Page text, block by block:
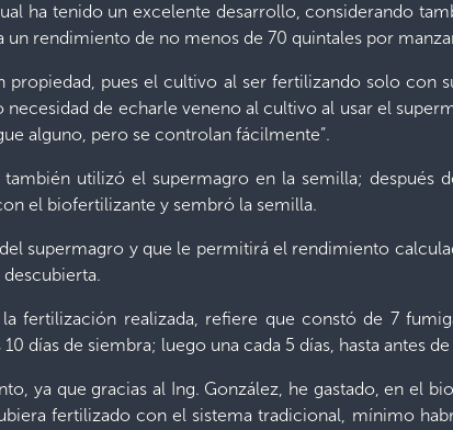
ha tenido un excelente desarrollo, considerando
un rendimiento de no menos de 70 quintales por
propiedad, pues el cultivo al ser fertilizando solo con
necesidad de echarle veneno al cultivo al usar el
alguno, pero se controlan fácilmente”.
también utilizó el supermagro en la semilla; después
el biofertilizante y sembró la semilla.
supermagro y que le permitirá el rendimiento
fertilización realizada, refiere que constó de 7
días de siembra; luego una cada 5 días, hasta antes
ya que gracias al Ing. González, he gastado, en el
fertilizado con el sistema tradicional, mínimo